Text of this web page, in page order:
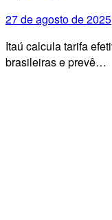
27 de agosto de 2025
Itaú calcula tarifa
brasileiras e prevê…